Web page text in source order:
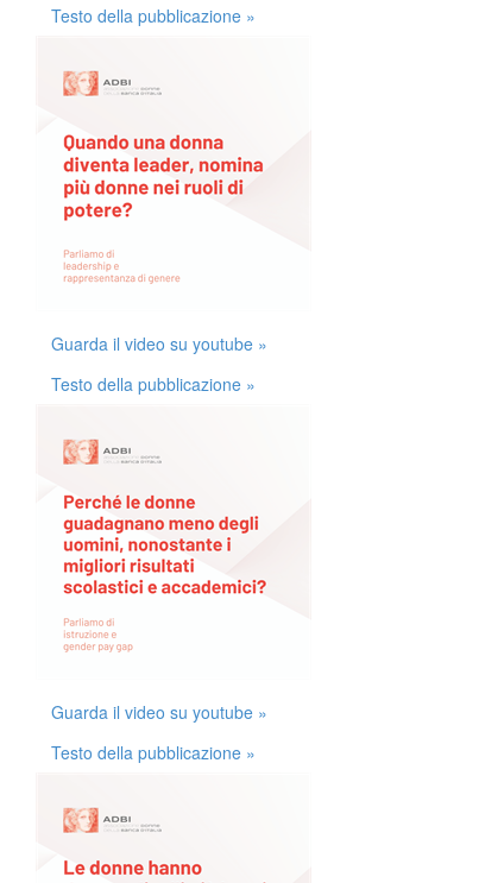
Testo della pubblicazione »
Guarda il video su youtube »
Testo della pubblicazione »
Guarda il video su youtube »
Testo della pubblicazione »